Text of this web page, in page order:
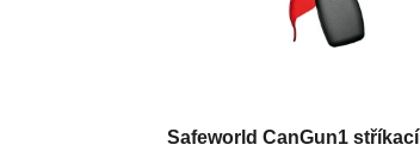
Safeworld CanGun1 stříkací